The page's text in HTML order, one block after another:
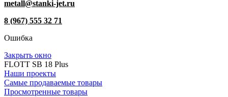
metall@stanki-jet.ru
8 (967) 555 32 71
Ошибка
Закрыть окно
FLOTT SB 18 Plus
Наши проекты
Самые продаваемые товары
Просмотренные товары